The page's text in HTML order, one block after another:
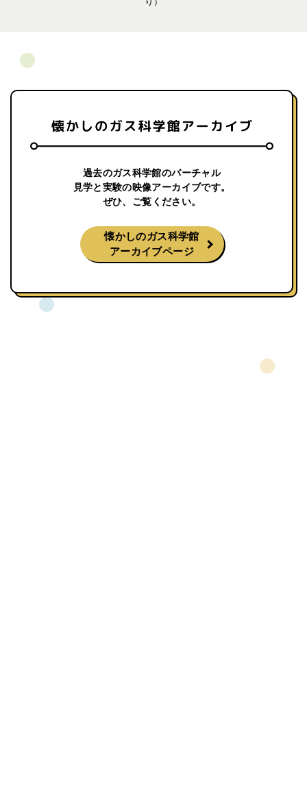
過去のガス科学館のバーチャル
見学と実験の映像アーカイブです。
ぜひ、ご覧ください。
懐かしのガス科学館
アーカイブページ